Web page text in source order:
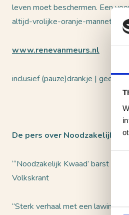
leven moet beschermen. Een
altijd-vrolijke-oranje-mannetje.
www.renevanmeurs.nl
inclusief (pauze)drankje | geen
De pers over Noodzakelijk
“‘Noodzakelijk Kwaad’ barst
Volkskrant
“Sterk verhaal met een lawine